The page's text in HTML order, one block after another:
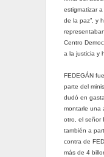
estigmatizar
de la paz”, y
Centro
a la justicia y
FEDEGÁN
parte del
dudó en
montarle una
otro, el señor
también a
contra de
más de 4